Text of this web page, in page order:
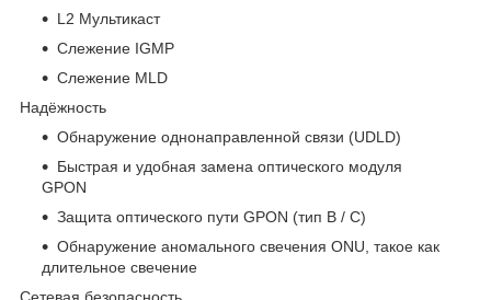
L2 Мультикаст
Слежение IGMP
Слежение MLD
Надёжность
Обнаружение однонаправленной связи (UDLD)
Быстрая и удобная замена оптического модуля
GPON
Защита оптического пути GPON (тип B / C)
Обнаружение аномального свечения ONU, такое как
длительное свечение